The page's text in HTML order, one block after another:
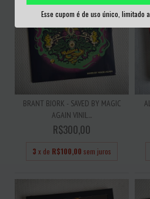
Esse cupom é de uso único, limitado
BRANT BJORK - SAVED BY MAGIC
AGAIN VINIL...
R$300,00
3 x de R$100,00 sem juros